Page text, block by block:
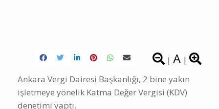
| A |
Ankara Vergi Dairesi Başkanlığı, 2 bine yakın
işletmeye yönelik Katma Değer Vergisi (KDV)
denetimi yaptı.